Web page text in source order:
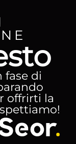
fase di
offrirti la